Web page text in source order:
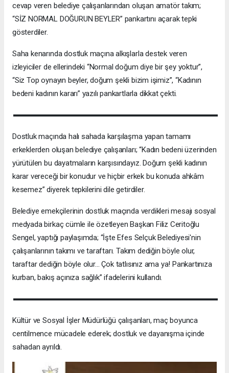
cevap veren belediye çalışanlarından oluşan amatör takım;
“SİZ NORMAL DOĞURUN BEYLER” pankartını açarak tepki
gösterdiler.
Saha kenarında dostluk maçına alkışlarla destek veren
izleyiciler de ellerindeki “Normal doğum diye bir şey yoktur”,
“Siz Top oynayın beyler, doğum şekli bizim işimiz”, “Kadının
bedeni kadının kararı” yazılı pankartlarla dikkat çekti.
Dostluk maçında halı sahada karşılaşma yapan tamamı
erkeklerden oluşan belediye çalışanları; “Kadın bedeni üzerinden
yürütülen bu dayatmaların karşısındayız. Doğum şekli kadının
karar vereceği bir konudur ve hiçbir erkek bu konuda ahkâm
kesemez” diyerek tepkilerini dile getirdiler.
Belediye emekçilerinin dostluk maçında verdikleri mesajı sosyal
medyada birkaç cümle ile özetleyen Başkan Filiz Ceritoğlu
Sengel, yaptığı paylaşımda; “İşte Efes Selçuk Belediyesi'nin
çalışanlarının takımı ve taraftarı. Takım dediğin böyle olur,
taraftar dediğin böyle olur… Çok tatlısınız ama ya! Pankartınıza
kurban, bakış açınıza sağlık” ifadelerini kullandı.
Kültür ve Sosyal İşler Müdürlüğü çalışanları, maç boyunca
centilmence mücadele ederek; dostluk ve dayanışma içinde
sahadan ayrıldı.